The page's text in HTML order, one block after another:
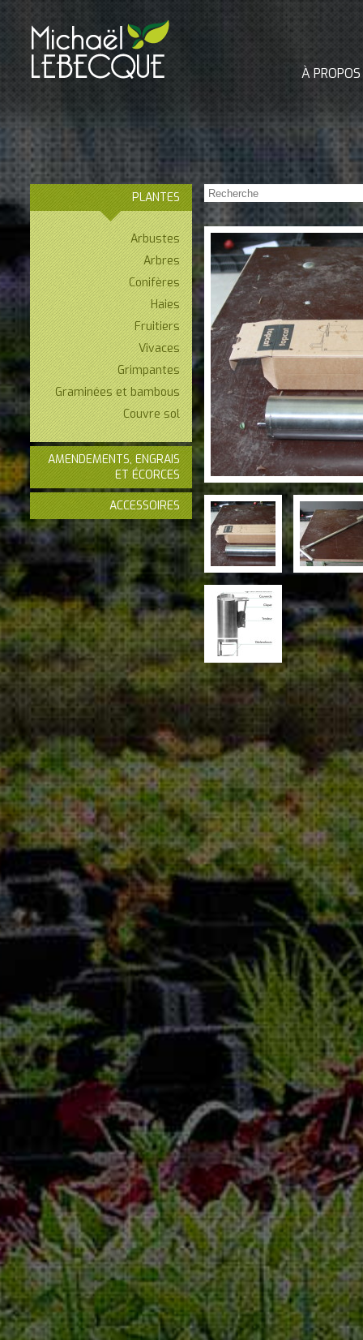
À PROPOS
PLANTES
Arbustes
Arbres
Conifères
Haies
Fruitiers
Vivaces
Grimpantes
Graminées et bambous
Couvre sol
AMENDEMENTS, ENGRAIS
ET ÉCORCES
ACCESSOIRES